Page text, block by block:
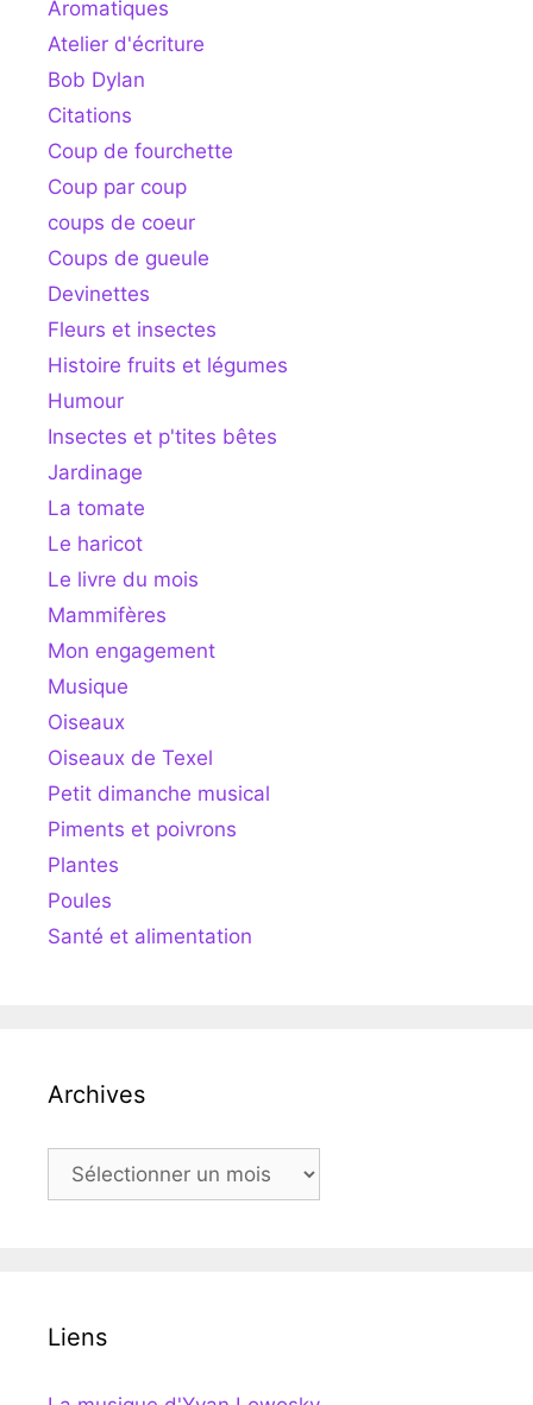
Aromatiques
Atelier d'écriture
Bob Dylan
Citations
Coup de fourchette
Coup par coup
coups de coeur
Coups de gueule
Devinettes
Fleurs et insectes
Histoire fruits et légumes
Humour
Insectes et p'tites bêtes
Jardinage
La tomate
Le haricot
Le livre du mois
Mammifères
Mon engagement
Musique
Oiseaux
Oiseaux de Texel
Petit dimanche musical
Piments et poivrons
Plantes
Poules
Santé et alimentation
Archives
Archives
Liens